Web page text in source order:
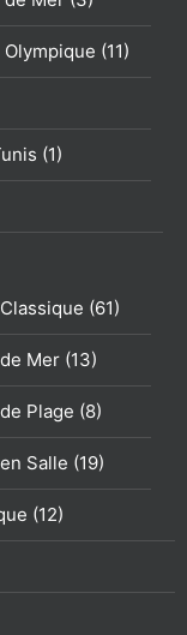
(11)
(1)
(61)
Mer (13)
Plage (8)
Salle (19)
(12)